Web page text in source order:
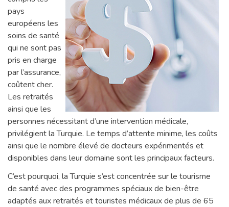
pays
européens les
soins de santé
qui ne sont pas
pris en charge
par l’assurance,
coûtent cher.
Les retraités
ainsi que les
personnes nécessitant d’une intervention médicale,
privilégient la Turquie. Le temps d’attente minime, les coûts
ainsi que le nombre élevé de docteurs expérimentés et
disponibles dans leur domaine sont les principaux facteurs.
C’est pourquoi, la Turquie s’est concentrée sur le tourisme
de santé avec des programmes spéciaux de bien-être
adaptés aux retraités et touristes médicaux de plus de 65